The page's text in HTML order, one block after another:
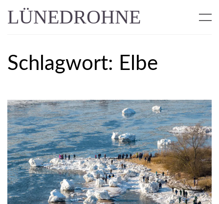
LÜNEDROHNE
Schlagwort: Elbe